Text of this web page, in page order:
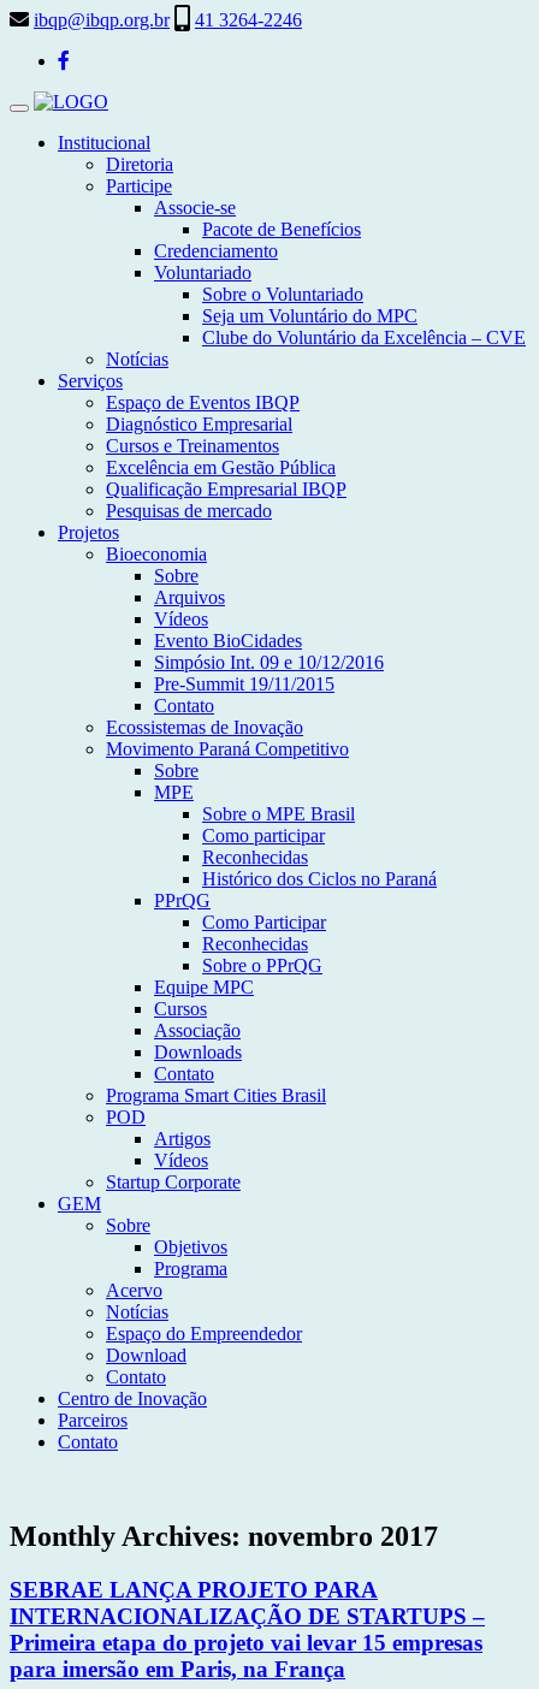
ibqp@ibqp.org.br 41 3264-2246
Toggle
navigationInstitucional
Diretoria
Participe
Associe-se
Pacote de Benefícios
Credenciamento
Voluntariado
Sobre o Voluntariado
Seja um Voluntário do MPC
Clube do Voluntário da Excelência – CVE
Notícias
Serviços
Espaço de Eventos IBQP
Diagnóstico Empresarial
Cursos e Treinamentos
Excelência em Gestão Pública
Qualificação Empresarial IBQP
Pesquisas de mercado
Projetos
Bioeconomia
Sobre
Arquivos
Vídeos
Evento BioCidades
Simpósio Int. 09 e 10/12/2016
Pre-Summit 19/11/2015
Contato
Ecossistemas de Inovação
Movimento Paraná Competitivo
Sobre
MPE
Sobre o MPE Brasil
Como participar
Reconhecidas
Histórico dos Ciclos no Paraná
PPrQG
Como Participar
Reconhecidas
Sobre o PPrQG
Equipe MPC
Cursos
Associação
Downloads
Contato
Programa Smart Cities Brasil
POD
Artigos
Vídeos
Startup Corporate
GEM
Sobre
Objetivos
Programa
Acervo
Notícias
Espaço do Empreendedor
Download
Contato
Centro de Inovação
Parceiros
Contato
Monthly Archives: novembro 2017
SEBRAE LANÇA PROJETO PARA
INTERNACIONALIZAÇÃO DE STARTUPS –
Primeira etapa do projeto vai levar 15 empresas
para imersão em Paris, na França